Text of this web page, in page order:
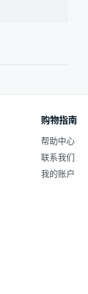
购物指南
帮助中心
联系我们
我的账户